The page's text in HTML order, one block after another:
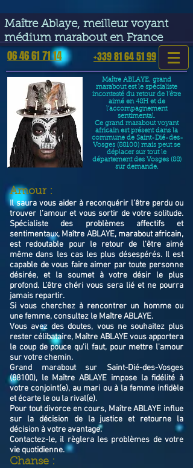
Maître Ablaye, meilleur voyant
médium marabout en France
06 46 61 71 14 +339 81 64 51 99
Maître ABLAYE, grand
marabout est le spécialiste
incontesté du retour de l’être
aimé en 48H et de
l’accompagnement
sentimental.
Ce grand marabout voyant
africain est présent dans la
commune de Saint-Dié-des-
Vosges (88100) mais peut se
déplacer sur tout le
département des Vosges (88)
sur demande.
​Amour :
Il saura vous aider à reconquérir l’être perdu ou
trouver l’amour et vous sortir de votre solitude.
Spécialiste des problèmes affectifs et
sentimentaux, Maître ABLAYE, marabout africain,
est redoutable pour le retour de l'être aimé
même dans les cas les plus désespérés. Il est
capable de vous faire aimer par toute personne
désirée, et la soumet à votre désir le plus
profond. L’être chéri vous sera lié et ne pourra
jamais repartir.
Si vous cherchez à rencontrer un homme ou
une femme, consultez le Maître ABLAYE.
Vous avez des doutes, vous ne souhaitez plus
rester célibataire, Maître ABLAYE vous apportera
le coup de pouce qu'il faut, pour mettre l'amour
sur votre chemin.
Grand marabout sur Saint-Dié-des-Vosges
(88100), le Maître ABLAYE impose la fidélité à
votre conjoint(e), au mari ou à la femme infidèle
et écarte le ou la rival(e).
Pour tout divorce en cours, Maître ABLAYE influe
sur la décision de la justice et retourne la
décision à votre avantage.
Contactez-le, il règlera les problèmes de votre
vie quotidienne.
Chanse :